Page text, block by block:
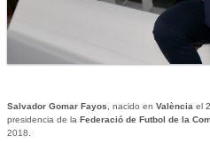
Salvador Gomar Fayos , nacido en València el
presidencia de la Federació de Futbol de la
2018.